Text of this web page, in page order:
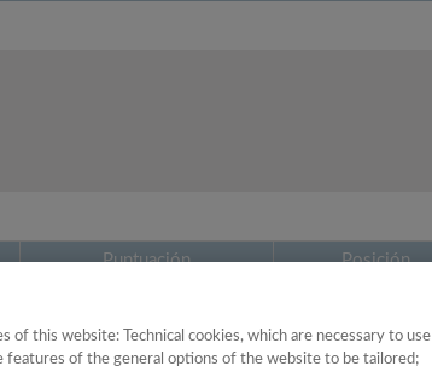
Puntuación Posición
of this website: Technical cookies, which are necessary to use
of the general options of the website to be tailored;